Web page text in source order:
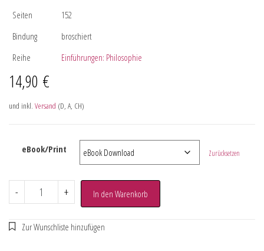
Seiten
152
Bindung
broschiert
Reihe
Einführungen: Philosophie
14,90 €
und inkl. Versand (D, A, CH)
eBook/Print Zurücksetzen
- + In den Warenkorb